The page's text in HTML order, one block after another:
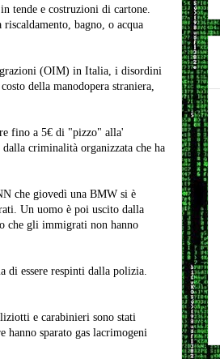
tende e costruzioni di cartone.
bagno, o acqua
(OIM) in Italia, i disordini
della manodopera straniera,
fino a 5€ di "pizzo" alla'
criminalità organizzata che ha
che giovedì una BMW si è
Un uomo è poi uscito dalla
che gli immigrati non hanno
essere respinti dalla polizia.
e carabinieri sono stati
sparato gas lacrimogeni